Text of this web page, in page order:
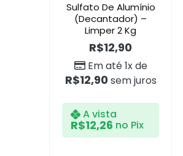
Sulfato De Alumínio
(Decantador) –
Limper 2 Kg
R$12,90
Em até 1x de
R$12,90 sem juros
A vista
R$12,26 no Pix